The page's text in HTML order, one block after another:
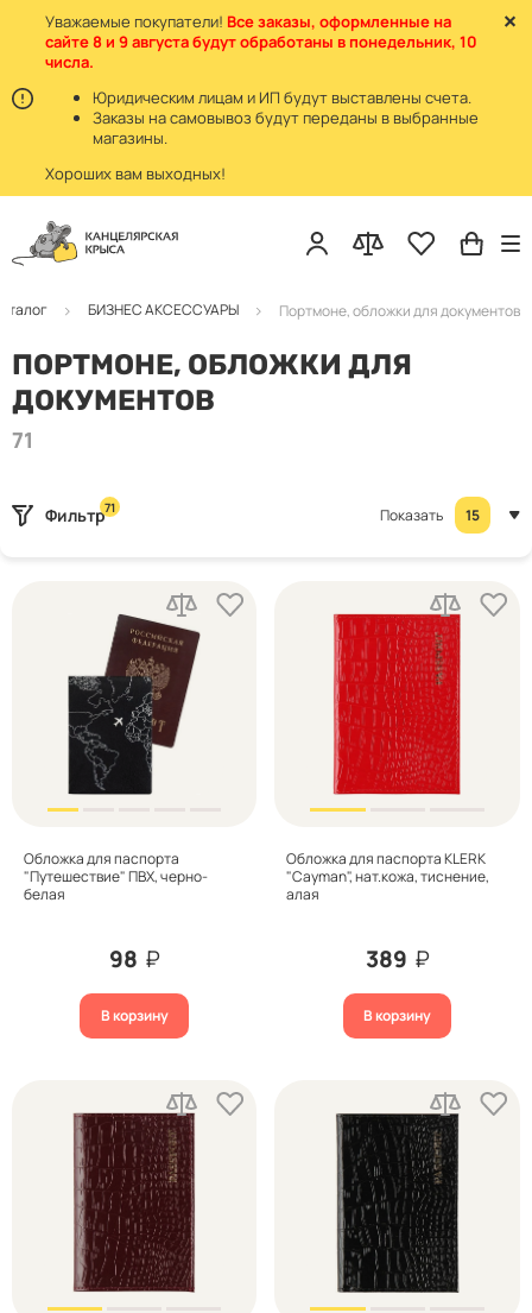
Уважаемые покупатели! Все заказы, оформленные на
сайте 8 и 9 августа будут обработаны в понедельник, 10
числа.
Юридическим лицам и ИП будут выставлены счета.
Заказы на самовывоз будут переданы в выбранные
магазины.
Хороших вам выходных!
БИЗНЕС АКСЕССУАРЫ Портмоне, обложки для документов
ПОРТМОНЕ, ОБЛОЖКИ ДЛЯ
ДОКУМЕНТОВ
71
Портмоне, обложки для документов
Портмоне, обложки для документов
Ручки подарочные
ФИЛЬТР
71
Сбросить фильтр
Фильтр71 Показать 15
Обложка для паспорта
"Путешествие" ПВХ, черно-
белая
98 ₽
В корзину
Обложка для паспорта KLERK
"Cayman", нат.кожа, тиснение,
алая
389 ₽
В корзину